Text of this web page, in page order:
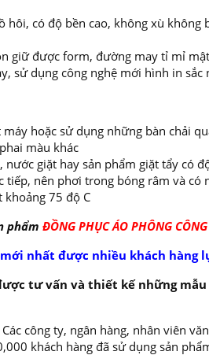
có độ bền cao, không xù không
giữ được form, đường may tỉ mỉ
sử dụng công nghệ mới hình in
hoặc sử dụng những bàn chải
màu khác
giặt hay sản phẩm giặt tẩy có
nên phơi trong bóng râm và có
khoảng 75 độ C
phẩm ĐỒNG PHỤC ÁO PHÔNG
nhất được nhiều khách hàng
tư vấn và thiết kế những
công ty, ngân hàng, nhân viên
khách hàng đã sử dụng sản